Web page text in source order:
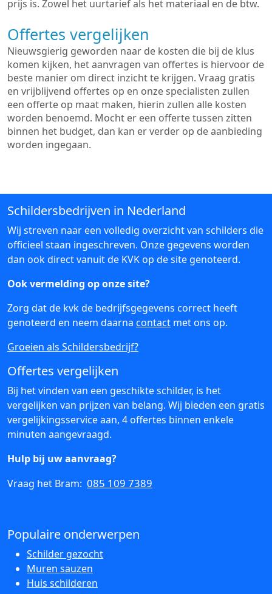
prijs is. Zowel het uurtarief als het materiaal en de btw.
Offertes vergelijken
Nieuwsgierig geworden naar de kosten die bij de klus
komen kijken, het aanvragen van offertes is hiervoor de
beste manier om direct inzicht te krijgen. Vraag gratis
en vrijblijvend offertes op en onze specialisten zullen
een offerte op maat maken, hierin zullen alle kosten
worden benoemd. Mocht er een offerte tussen zitten
binnen het budget, dan kan er verder op de aanbieding
worden ingegaan.
Schildersbedrijven in Nederland
Wij streven naar een volledig overzicht van schilders die
officieel staan ingeschreven. Onze gegevens worden
dan ook direct vanuit de KVK op de site genoteerd.
Ook vermelding op onze site?
Zorg dat de kvk de bedrijfsgegevens correct heeft
genoteerd en neem daarna contact met ons op.
Groeien als Schildersbedrijf?
Offertes vergelijken
Bij het vinden van een geschikte schilder, is het
vergelijken van prijzen van belang. Wij bieden een gratis
vergelijkingsservice aan, 4 offertes binnen enkele
minuten aangevraagd.
Hulp bij uw aanvraag?
Vraag het Bram: 085 109 7389
Populaire onderwerpen
Schilder gezocht
Muren sauzen
Huis schilderen